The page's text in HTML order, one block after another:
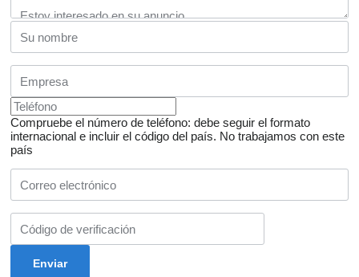
Compruebe el número de teléfono: debe seguir el formato
internacional e incluir el código del país. No trabajamos con este
país